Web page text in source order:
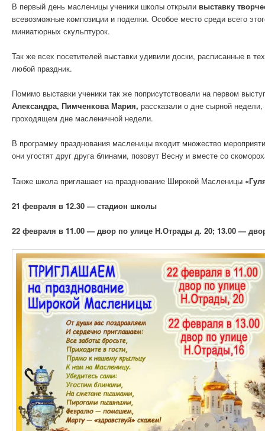
В первый день масленицы ученики школы открыли выставку
всевозможные композиции и поделки. Особое место среди всего
миниатюрных скульптурок.
Так же всех посетителей выставки удивили доски, расписанные в
любой праздник.
Помимо выставки ученики так же поприсутствовали на первом
Александра, Пимченкова Мария, рассказали о дне сырной
проходящем дне масленичной недели.
В программу празднования масленицы входит множество
они угостят друг друга блинами, позовут Весну и вместе со
Также школа приглашает на празднование Широкой Масленицы
21 февраля в 12.30 — стадион школы
22 февраля в 11.00 — двор по улице Н.Отрады д. 20; 13.00 —